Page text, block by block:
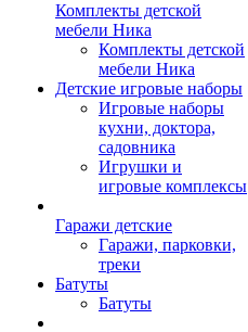
Комплекты детской
мебели Ника
Комплекты детской
мебели Ника
Детские игровые наборы
Игровые наборы
кухни, доктора,
садовника
Игрушки и
игровые комплексы
Гаражи детские
Гаражи, парковки,
треки
Батуты
Батуты